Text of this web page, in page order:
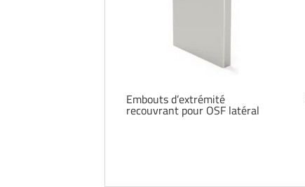
Embouts d’extrémité
recouvrant pour OSF latéral